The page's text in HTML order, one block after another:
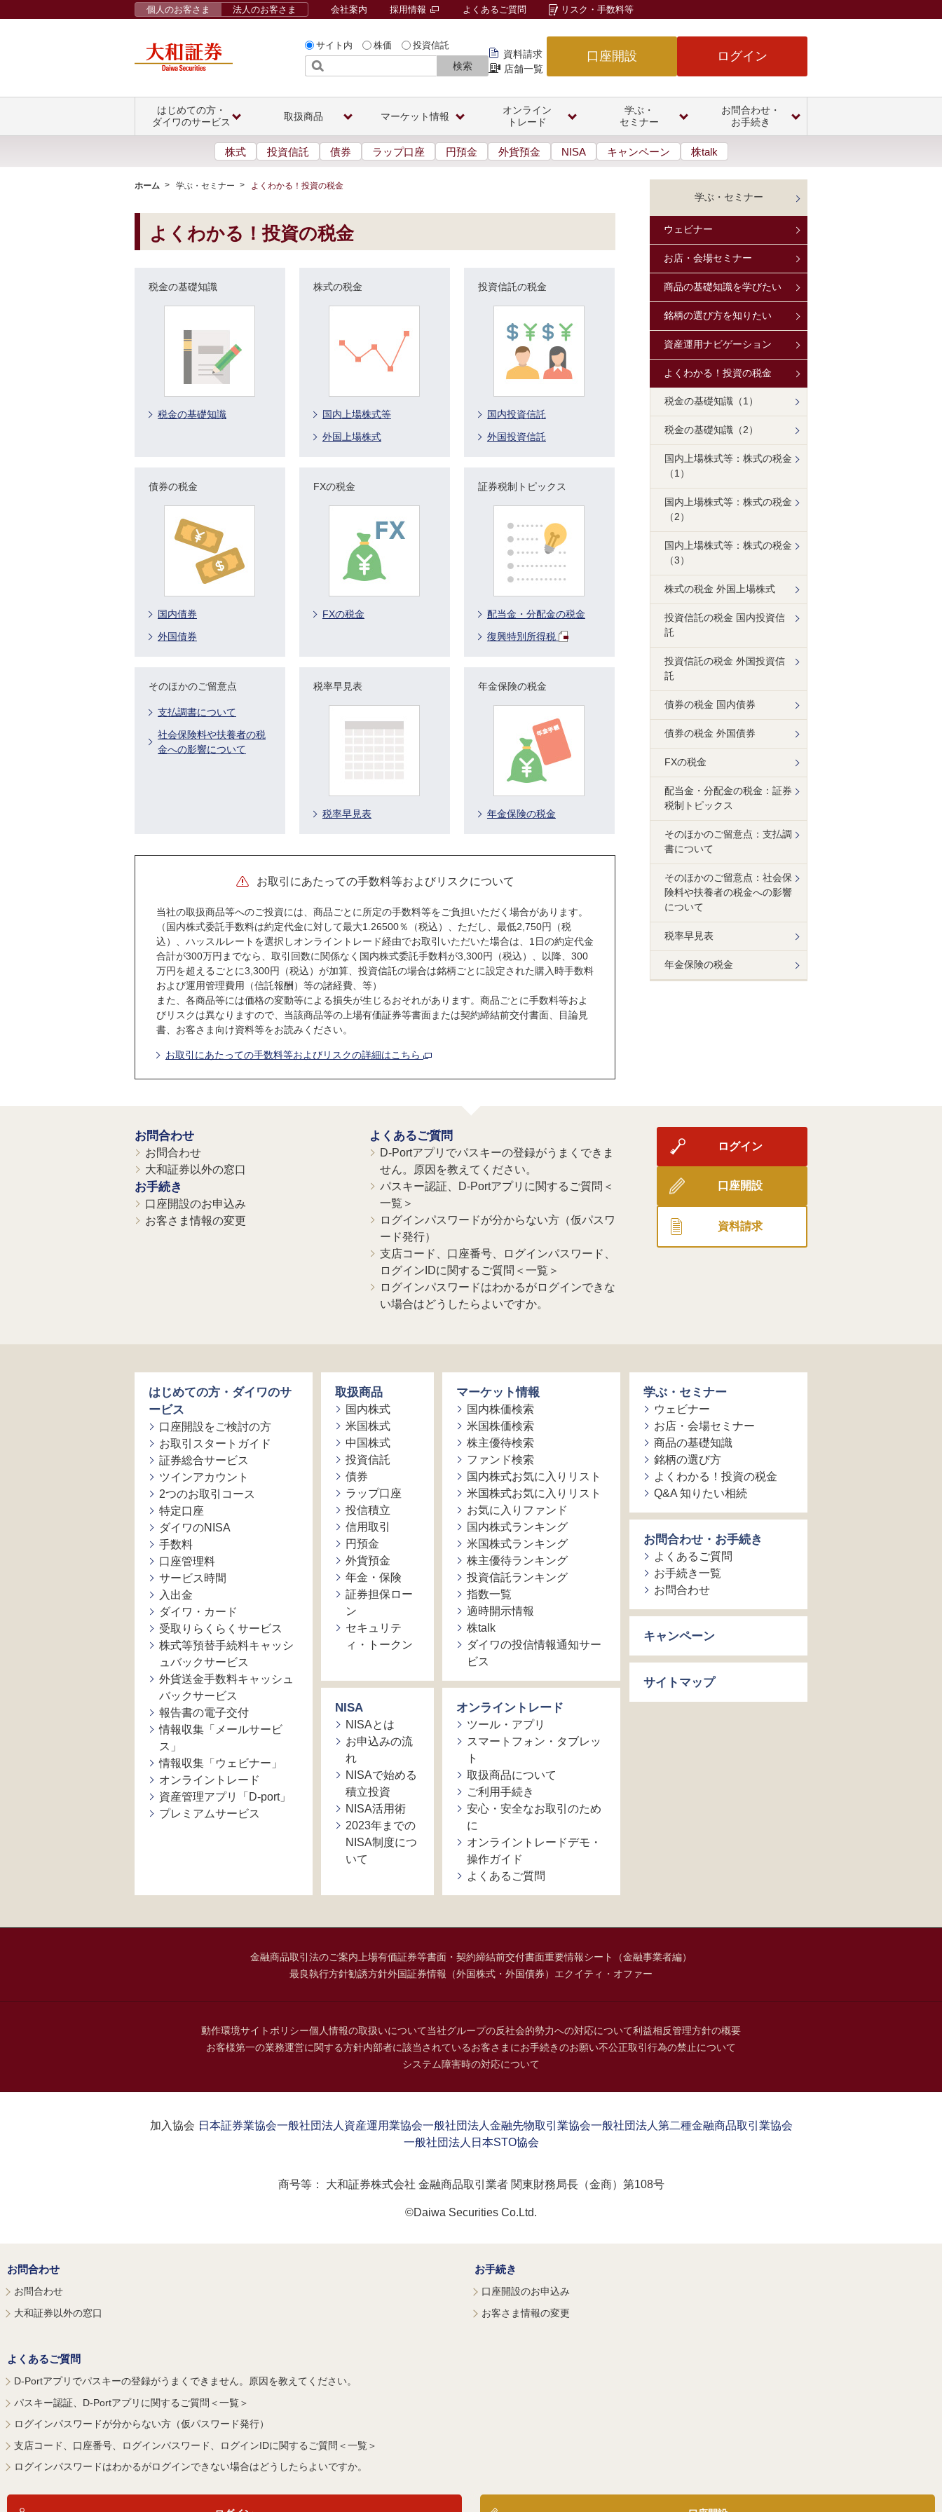
サイト内 株価 投資信託
検索
資料請求
店舗一覧
口座開設 ログイン
個人のお客さま 法人のお客さま 会社案内 採用情報 よくあるご質問 リスク・手数料等
はじめての方・
ダイワのサービス
取扱商品 マーケット情報
オンライン
トレード
学ぶ・
セミナー
お問合わせ・
お手続き
株式 投資信託 債券 ラップ口座 円預金 外貨預金 NISA キャンペーン 株talk
ホーム 学ぶ・セミナー よくわかる！投資の税金
よくわかる！投資の税金
税金の基礎知識
税金の基礎知識
株式の税金
国内上場株式等
外国上場株式
投資信託の税金
国内投資信託
外国投資信託
債券の税金
国内債券
外国債券
FXの税金
FXの税金
証券税制トピックス
配当金・分配金の税金
復興特別所得税
そのほかのご留意点
支払調書について
社会保険料や扶養者の税
金への影響について
税率早見表
税率早見表
年金保険の税金
年金保険の税金
お取引にあたっての手数料等およびリスクについて
当社の取扱商品等へのご投資には、商品ごとに所定の手数料等をご負担いただく場合があります。
（国内株式委託手数料は約定代金に対して最大1.26500％（税込）、ただし、最低2,750円（税
込）、ハッスルレートを選択しオンライントレード経由でお取引いただいた場合は、1日の約定代金
合計が300万円までなら、取引回数に関係なく国内株式委託手数料が3,300円（税込）、以降、300
万円を超えるごとに3,300円（税込）が加算、投資信託の場合は銘柄ごとに設定された購入時手数料
および運用管理費用（信託報酬）等の諸経費、等）
また、各商品等には価格の変動等による損失が生じるおそれがあります。商品ごとに手数料等およ
びリスクは異なりますので、当該商品等の上場有価証券等書面または契約締結前交付書面、目論見
書、お客さま向け資料等をお読みください。
お取引にあたっての手数料等およびリスクの詳細はこちら
学ぶ・セミナー
ウェビナー
お店・会場セミナー
商品の基礎知識を学びたい
銘柄の選び方を知りたい
資産運用ナビゲーション
よくわかる！投資の税金
税金の基礎知識（1）
税金の基礎知識（2）
国内上場株式等：株式の税金
（1）
国内上場株式等：株式の税金
（2）
国内上場株式等：株式の税金
（3）
株式の税金 外国上場株式
投資信託の税金 国内投資信
託
投資信託の税金 外国投資信
託
債券の税金 国内債券
債券の税金 外国債券
FXの税金
配当金・分配金の税金：証券
税制トピックス
そのほかのご留意点：支払調
書について
そのほかのご留意点：社会保
険料や扶養者の税金への影響
について
税率早見表
年金保険の税金
お問合わせ
お問合わせ
大和証券以外の窓口
お手続き
口座開設のお申込み
お客さま情報の変更
よくあるご質問
D-Portアプリでパスキーの登録がうまくできま
せん。原因を教えてください。
パスキー認証、D-Portアプリに関するご質問＜
一覧＞
ログインパスワードが分からない方（仮パスワ
ード発行）
支店コード、口座番号、ログインパスワード、
ログインIDに関するご質問＜一覧＞
ログインパスワードはわかるがログインできな
い場合はどうしたらよいですか。
ログイン
口座開設
資料請求
はじめての方・ダイワのサ
ービス
口座開設をご検討の方
お取引スタートガイド
証券総合サービス
ツインアカウント
2つのお取引コース
特定口座
ダイワのNISA
手数料
口座管理料
サービス時間
入出金
ダイワ・カード
受取りらくらくサービス
株式等預替手続料キャッシ
ュバックサービス
外貨送金手数料キャッシュ
バックサービス
報告書の電子交付
情報収集「メールサービ
ス」
情報収集「ウェビナー」
オンライントレード
資産管理アプリ「D-port」
プレミアムサービス
取扱商品
国内株式
米国株式
中国株式
投資信託
債券
ラップ口座
投信積立
信用取引
円預金
外貨預金
年金・保険
証券担保ロー
ン
セキュリテ
ィ・トークン
NISA
NISAとは
お申込みの流
れ
NISAで始める
積立投資
NISA活用術
2023年までの
NISA制度につ
いて
マーケット情報
国内株価検索
米国株価検索
株主優待検索
ファンド検索
国内株式お気に入りリスト
米国株式お気に入りリスト
お気に入りファンド
国内株式ランキング
米国株式ランキング
株主優待ランキング
投資信託ランキング
指数一覧
適時開示情報
株talk
ダイワの投信情報通知サー
ビス
オンライントレード
ツール・アプリ
スマートフォン・タブレッ
ト
取扱商品について
ご利用手続き
安心・安全なお取引のため
に
オンライントレードデモ・
操作ガイド
よくあるご質問
学ぶ・セミナー
ウェビナー
お店・会場セミナー
商品の基礎知識
銘柄の選び方
よくわかる！投資の税金
Q&A 知りたい相続
お問合わせ・お手続き
よくあるご質問
お手続き一覧
お問合わせ
キャンペーン
サイトマップ
金融商品取引法のご案内 上場有価証券等書面・契約締結前交付書面重要情報シート（金融事業者編）
最良執行方針勧誘方針外国証券情報（外国株式・外国債券） エクイティ・オファー
動作環境サイトポリシー個人情報の取扱いについて当社グループの反社会的勢力への対応について利益相反管理方針の概要
お客様第一の業務運営に関する方針内部者に該当されているお客さまにお手続きのお願い不公正取引行為の禁止について
システム障害時の対応について
加入協会：日本証券業協会一般社団法人資産運用業協会一般社団法人金融先物取引業協会一般社団法人第二種金融商品取引業協会
一般社団法人日本STO協会
商号等： 大和証券株式会社 金融商品取引業者 関東財務局長（金商）第108号
©Daiwa Securities Co.Ltd.
お問合わせ
お問合わせ
大和証券以外の窓口
お手続き
口座開設のお申込み
お客さま情報の変更
よくあるご質問
D-Portアプリでパスキーの登録がうまくできません。原因を教えてください。
パスキー認証、D-Portアプリに関するご質問＜一覧＞
ログインパスワードが分からない方（仮パスワード発行）
支店コード、口座番号、ログインパスワード、ログインIDに関するご質問＜一覧＞
ログインパスワードはわかるがログインできない場合はどうしたらよいですか。